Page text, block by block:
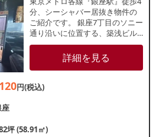
分、シーシャバー居抜き物件の
ご紹介です。 銀座7丁目のソニー
通り沿いに位置する、築浅ビル
の10階ワンフロアテナントで
す。周辺の買い物客やビジネス
パーソン、夜間の集客まで幅広
重飲食のご相談も可能ですの
詳細を見る
円(税込)
座
坪 (58.91㎡)